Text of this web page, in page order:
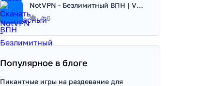
NotVPN - Безлимитный ВПН | VPN
4.6
Популярное в блоге
Пикантные игры на раздевание для